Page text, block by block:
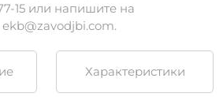
15 или напишите на
Характеристики